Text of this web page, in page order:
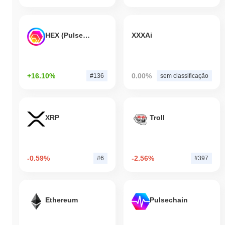
HEX (Pulsechain)
+16.10% #136
XXXAi
0.00% sem classificação
XRP
-0.59% #6
Troll
-2.56% #397
Ethereum Pulsechain